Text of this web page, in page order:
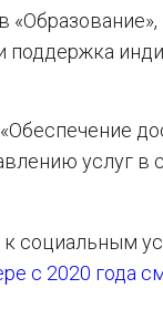
поддержка
услуг в
социальным
с 2020 года